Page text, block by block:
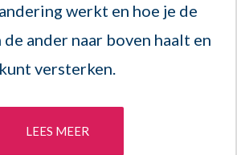
werkt en hoe je de
ander naar boven haalt en
kunt versterken.
LEES MEER